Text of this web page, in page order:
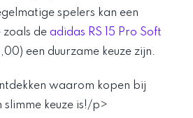
spelers kan een
de adidas RS 15 Pro Soft
een duurzame keuze zijn.
waarom kopen bij
keuze is!/p>